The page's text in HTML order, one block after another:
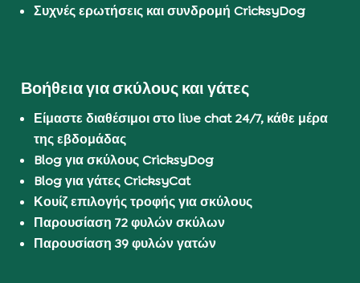
Συχνές ερωτήσεις και συνδρομή CricksyDog
Βοήθεια για σκύλους και γάτες
Είμαστε διαθέσιμοι στο live chat 24/7, κάθε μέρα
της εβδομάδας
Blog για σκύλους CricksyDog
Blog για γάτες CricksyCat
Κουίζ επιλογής τροφής για σκύλους
Παρουσίαση 72 φυλών σκύλων
Παρουσίαση 39 φυλών γατών